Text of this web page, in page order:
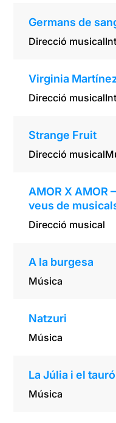
Germans de
Direcció musical
Virginia
Direcció musical
Strange Fruit
Direcció musical
AMOR X AMOR
veus de
Direcció musical
A la burgesa
Música
Natzuri
Música
La Júlia i el tauró
Música